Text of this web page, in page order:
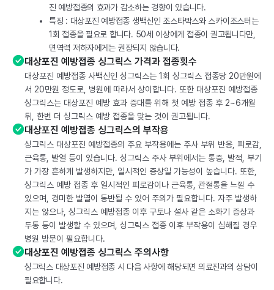
진 예방접종의 효과가 감소하는 경향이 있습니다.
특징 : 대상포진 예방접종 생백신인 조스타박스와 스카이조스터는
1회 접종을 필요로 합니다. 50세 이상에게 접종이 권고됩니다만,
면역력 저하자에게는 권장되지 않습니다.
대상포진 예방접종 싱그릭스 가격과 접종횟수
대상포진 예방접종 사백신인 싱그릭스는 1회 싱그릭스 접종당 20만원에
서 20만원 정도로, 병원에 따라서 상이합니다. 또한 대상포진 예방접종
싱그릭스는 대상포진 예방 효과 증대를 위해 첫 예방 접종 후 2~6개월
뒤, 한번 더 싱그릭스 예방 접종을 맞는 것이 권고됩니다.
대상포진 예방접종 싱그릭스의 부작용
싱그릭스 대상포진 예방접종의 주요 부작용에는 주사 부위 반응, 피로감,
근육통, 발열 등이 있습니다. 싱그릭스 주사 부위에서는 통증, 발적, 부기
가 가장 흔하게 발생하지만, 일시적인 증상일 가능성이 높습니다. 또한,
싱그릭스 예방 접종 후 일시적인 피로감이나 근육통, 관절통을 느낄 수
있으며, 경미한 발열이 동반될 수 있어 주의가 필요합니다. 자주 발생하
지는 않으나, 싱그릭스 예방접종 이후 구토나 설사 같은 소화기 증상과
두통 등이 발생할 수 있으며, 싱그릭스 접종 이후 부작용이 심해질 경우
병원 방문이 필요합니다.
대상포진 예방접종 싱그릭스 주의사항
싱그릭스 대상포진 예방접종 시 다음 사항에 해당되면 의료진과의 상담이
필요합니다.